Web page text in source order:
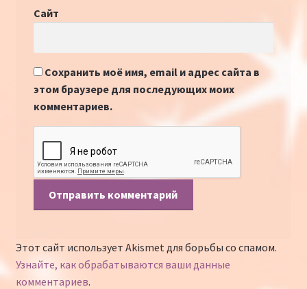
Сайт
Сохранить моё имя, email и адрес сайта в
этом браузере для последующих моих
комментариев.
Этот сайт использует Akismet для борьбы со спамом.
Узнайте, как обрабатываются ваши данные
комментариев.